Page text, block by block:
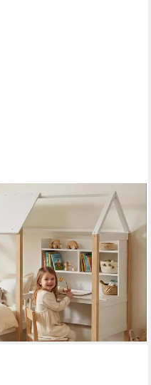
mit
(Spar-Set, L-förmig,
Naturholz),
in Weiß